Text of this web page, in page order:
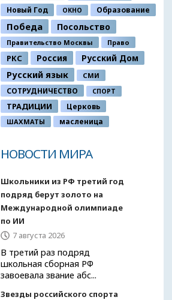
Новый Год ОКНО Образование
Победа Посольство
Правительство Москвы Право
РКС Россия
Русский Дом
Русский язык
СМИ
СОТРУДНИЧЕСТВО СПОРТ
ТРАДИЦИИ Церковь
ШАХМАТЫ масленица
НОВОСТИ МИРА
Школьники из РФ третий год
подряд берут золото на
Международной олимпиаде
по ИИ
7 августа 2026
В третий раз подряд
школьная сборная РФ
завоевала звание абс...
Звезды российского спорта